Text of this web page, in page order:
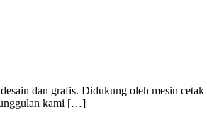
dan grafis. Didukung oleh mesin
kami […]